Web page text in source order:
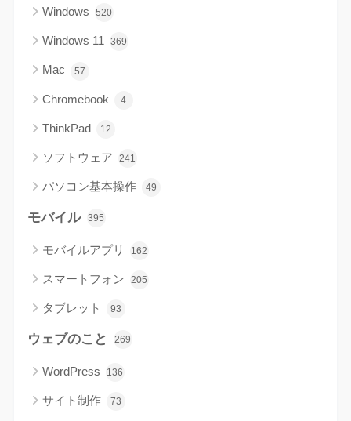
Windows 520
Windows 11 369
Mac 57
Chromebook 4
ThinkPad 12
ソフトウェア 241
パソコン基本操作 49
モバイル 395
モバイルアプリ 162
スマートフォン 205
タブレット 93
ウェブのこと 269
WordPress 136
サイト制作 73